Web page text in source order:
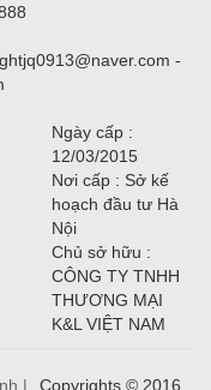
-
Ngày cấp :
12/03/2015
Nơi cấp : Sở kế
hoạch đầu tư Hà
Nội
Chủ sở hữu :
CÔNG TY TNHH
THƯƠNG MẠI
K&L VIỆT NAM
| Copyrights © 2016